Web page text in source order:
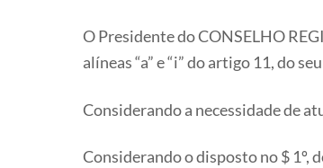
O Presidente do CONSELHO
alíneas “a” e “i” do artigo 11, do
Considerando a necessidade de
Considerando o disposto no $ 1º,